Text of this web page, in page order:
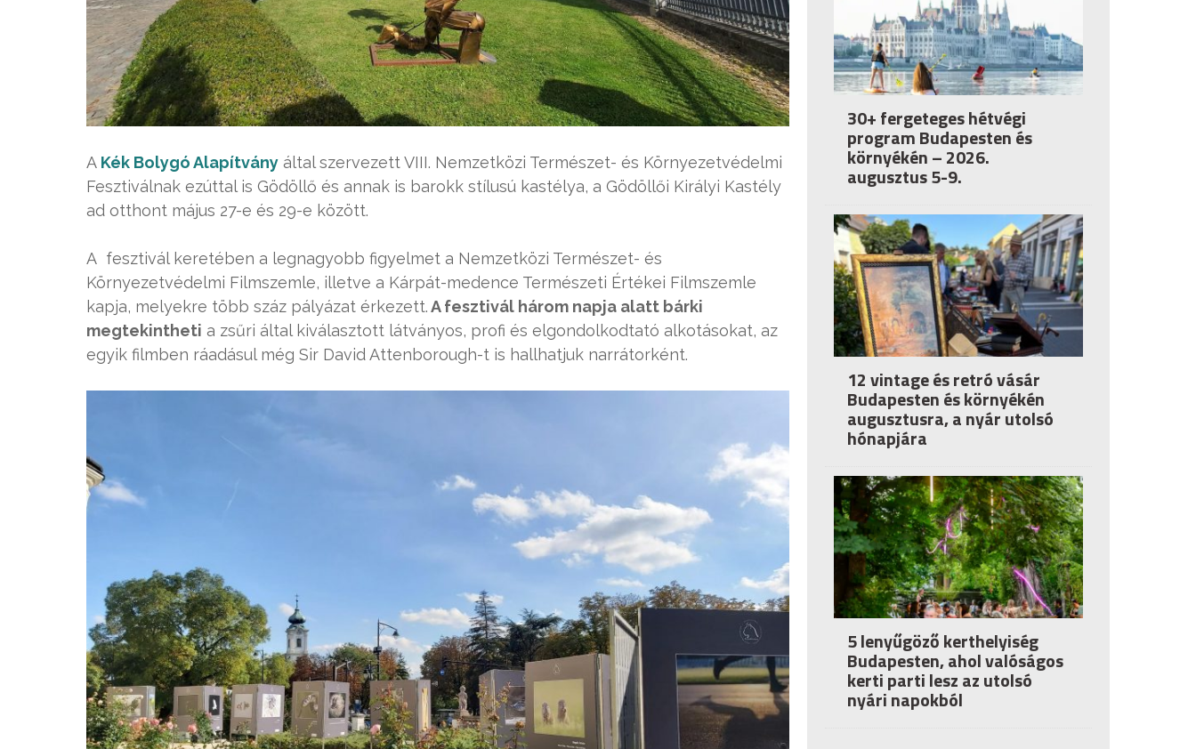
A Kék Bolygó Alapítvány által szervezett VIII. Nemzetközi Természet- és Környezetvédelmi
Fesztiválnak ezúttal is Gödöllő és annak is barokk stílusú kastélya, a Gödöllői Királyi Kastély
ad otthont május 27-e és 29-e között.
A fesztivál keretében a legnagyobb figyelmet a Nemzetközi Természet- és
Környezetvédelmi Filmszemle, illetve a Kárpát-medence Természeti Értékei Filmszemle
kapja, melyekre több száz pályázat érkezett.A fesztivál három napja alatt bárki
megtekintheti a zsűri által kiválasztott látványos, profi és elgondolkodtató alkotásokat, az
egyik filmben ráadásul még Sir David Attenborough-t is hallhatjuk narrátorként.
30+ fergeteges hétvégi
program Budapesten és
környékén – 2026.
augusztus 5-9.
12 vintage és retró vásár
Budapesten és környékén
augusztusra, a nyár utolsó
hónapjára
5 lenyűgöző kerthelyiség
Budapesten, ahol valóságos
kerti parti lesz az utolsó
nyári napokból